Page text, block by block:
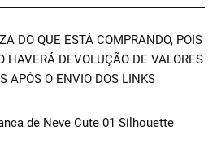
DO QUE ESTÁ COMPRANDO, POIS
HAVERÁ DEVOLUÇÃO DE VALORES
APÓS O ENVIO DOS LINKS
de Neve Cute 01 Silhouette